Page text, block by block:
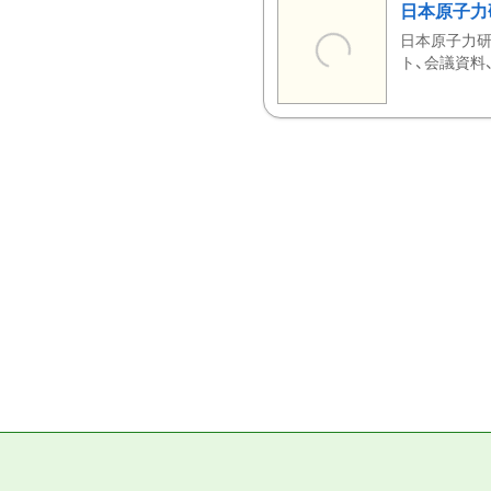
日本原子
日本原子力
ト、会議資